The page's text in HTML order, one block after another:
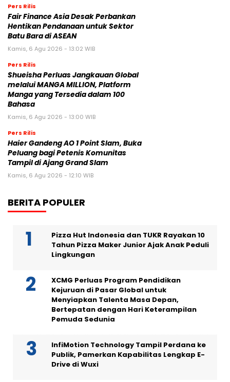
Pers Rilis
Fair Finance Asia Desak Perbankan
Hentikan Pendanaan untuk Sektor
Batu Bara di ASEAN
Kamis, 6 Agu 2026 - 13:02 WIB
Pers Rilis
Shueisha Perluas Jangkauan Global
melalui MANGA MILLION, Platform
Manga yang Tersedia dalam 100
Bahasa
Kamis, 6 Agu 2026 - 13:00 WIB
Pers Rilis
Haier Gandeng AO 1 Point Slam, Buka
Peluang bagi Petenis Komunitas
Tampil di Ajang Grand Slam
Kamis, 6 Agu 2026 - 12:10 WIB
BERITA POPULER
Pizza Hut Indonesia dan TUKR Rayakan 10
Tahun Pizza Maker Junior Ajak Anak Peduli
Lingkungan
XCMG Perluas Program Pendidikan
Kejuruan di Pasar Global untuk
Menyiapkan Talenta Masa Depan,
Bertepatan dengan Hari Keterampilan
Pemuda Sedunia
InfiMotion Technology Tampil Perdana ke
Publik, Pamerkan Kapabilitas Lengkap E-
Drive di Wuxi